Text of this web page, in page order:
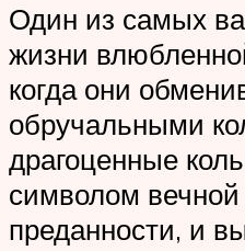
Один из самых
жизни
когда они
обручальными
драгоценные
символом
преданности, и